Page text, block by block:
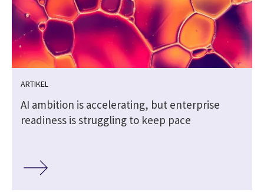
ARTIKEL
AI ambition is accelerating, but enterprise
readiness is struggling to keep pace